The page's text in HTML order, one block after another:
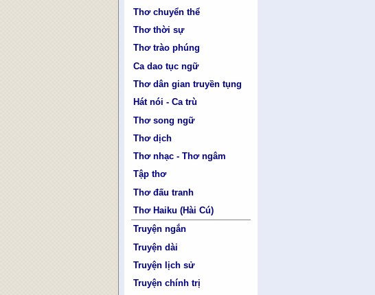
Thơ chuyển thể
Thơ thời sự
Thơ trào phúng
Ca dao tục ngữ
Thơ dân gian truyền tụng
Hát nói - Ca trù
Thơ song ngữ
Thơ dịch
Thơ nhạc - Thơ ngâm
Tập thơ
Thơ đấu tranh
Thơ Haiku (Hài Cú)
Truyện ngắn
Truyện dài
Truyện lịch sử
Truyện chính trị